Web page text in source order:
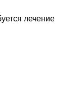
лечение